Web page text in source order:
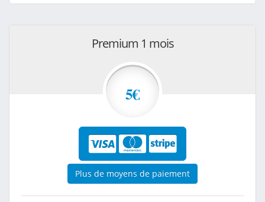
Premium 1 mois
5€
Plus de moyens de paiement